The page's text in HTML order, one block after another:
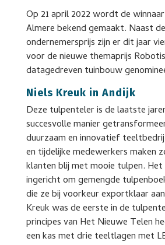
Op 21 april 2022 wordt de
Almere bekend gemaakt. Naast de
ondernemersprijs zijn er dit jaar
voor de nieuwe themaprijs
datagedreven tuinbouw
Niels Kreuk in Andijk
Deze tulpenteler is de laatste
succesvolle manier
duurzaam en innovatief
en tijdelijke medewerkers maken
klanten blij met mooie tulpen.
ingericht om gemengde
die ze bij voorkeur exportklaar
Kreuk was de eerste in de
principes van Het Nieuwe Telen
een kas met drie teeltlagen met